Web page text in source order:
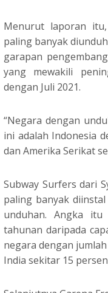
Menurut laporan
paling banyak
garapan
yang mewakili
dengan Juli 2021.
“Negara dengan
ini adalah Indonesia
dan Amerika Serikat
Subway Surfers dari
paling banyak
unduhan. Angka itu
tahunan daripada
negara dengan
India sekitar 15